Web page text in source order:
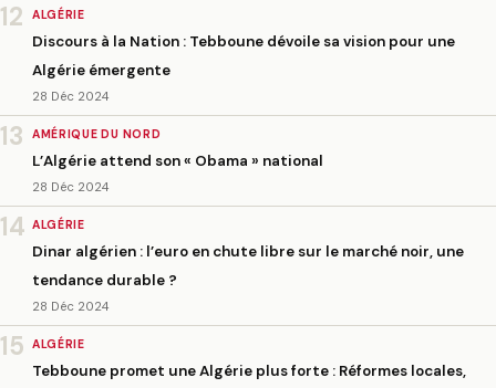
12 ALGÉRIE
Discours à la Nation : Tebboune dévoile sa vision pour une
Algérie émergente
28 Déc 2024
13 AMÉRIQUE DU NORD
L’Algérie attend son « Obama » national
28 Déc 2024
14 ALGÉRIE
Dinar algérien : l’euro en chute libre sur le marché noir, une
tendance durable ?
28 Déc 2024
15 ALGÉRIE
Tebboune promet une Algérie plus forte : Réformes locales,